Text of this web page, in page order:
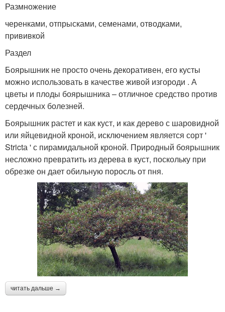
Размножение
черенками, отпрысками, семенами, отводками,
прививкой
Раздел
Боярышник не просто очень декоративен, его кусты
можно использовать в качестве живой изгороди . А
цветы и плоды боярышника – отличное средство против
сердечных болезней.
Боярышник растет и как куст, и как дерево с шаровидной
или яйцевидной кроной, исключением является сорт '
Strictа ' с пирамидальной кроной. Природный боярышник
несложно превратить из дерева в куст, поскольку при
обрезке он дает обильную поросль от пня.
читать дальше →